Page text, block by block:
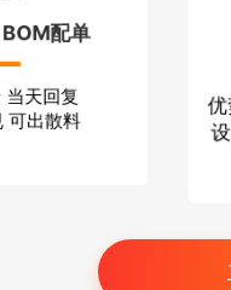
单
复
料 优势领域
设计保障